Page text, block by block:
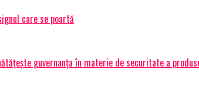
care se poartă
guvernanța în materie de securitate a